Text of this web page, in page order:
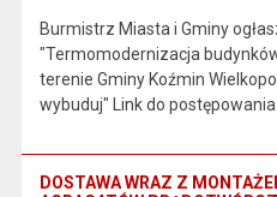
Burmistrz Miasta i Gminy
"Termomodernizacja
terenie Gminy Koźmin
wybuduj" Link do postępowania
DOSTAWA WRAZ Z